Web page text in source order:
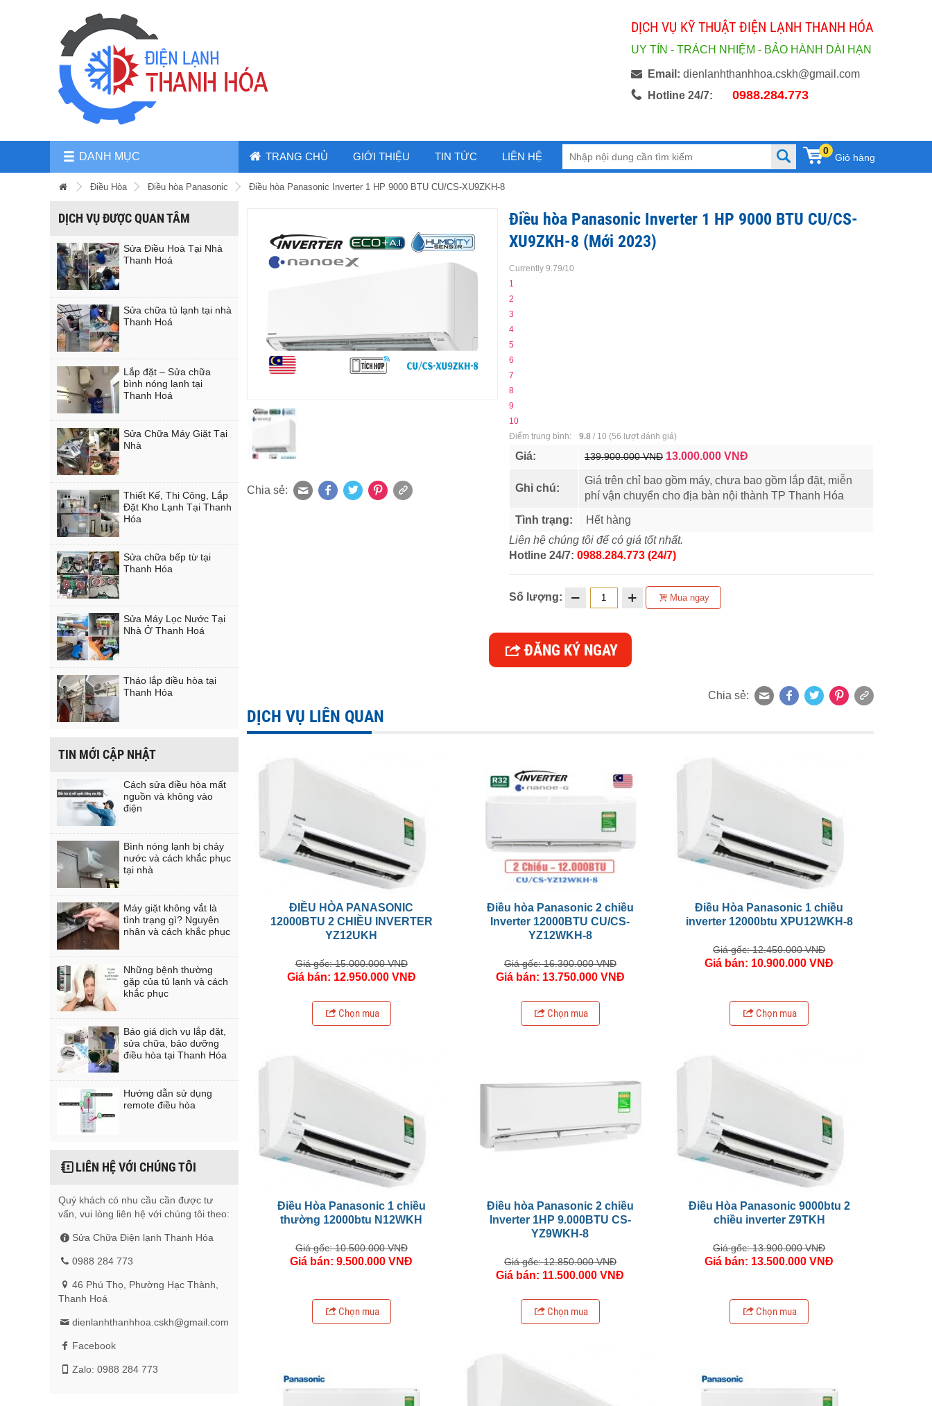
DỊCH VỤ KỸ THUẬT ĐIỆN LẠNH THANH HÓA
UY TÍN - TRÁCH NHIỆM - BẢO HÀNH DÀI HẠN
Email: dienlanhthanhhoa.cskh@gmail.com
Hotline 24/7:
0988.284.773
DANH MỤC TRANG CHỦ GIỚI THIỆU TIN TỨC LIÊN HỆ 0
Giỏ hàng
Điều Hòa Điều hòa Panasonic Điều hòa Panasonic Inverter 1 HP 9000 BTU CU/CS-XU9ZKH-8
DỊCH VỤ ĐƯỢC QUAN TÂM
Sửa Điều Hoà Tại Nhà
Thanh Hoá
Sửa chữa tủ lạnh tại nhà
Thanh Hoá
Lắp đặt – Sửa chữa
bình nóng lạnh tại
Thanh Hoá
Sửa Chữa Máy Giặt Tại
Nhà
Thiết Kế, Thi Công, Lắp
Đặt Kho Lạnh Tại Thanh
Hóa
Sửa chữa bếp từ tại
Thanh Hóa
Sửa Máy Lọc Nước Tại
Nhà Ở Thanh Hoá
Tháo lắp điều hòa tại
Thanh Hóa
TIN MỚI CẬP NHẬT
Cách sửa điều hòa mất
nguồn và không vào
điện
Bình nóng lạnh bị chảy
nước và cách khắc phục
tại nhà
Máy giặt không vắt là
tình trạng gì? Nguyên
nhân và cách khắc phục
Những bệnh thường
gặp của tủ lạnh và cách
khắc phục
Báo giá dịch vụ lắp đặt,
sửa chữa, bảo dưỡng
điều hòa tại Thanh Hóa
Hướng dẫn sử dụng
remote điều hòa
LIÊN HỆ VỚI CHÚNG TÔI
Quý khách có nhu cầu cần được tư
vấn, vui lòng liên hệ với chúng tôi theo:
Sửa Chữa Điện lạnh Thanh Hóa
0988 284 773
46 Phú Thọ, Phường Hạc Thành,
Thanh Hoá
dienlanhthanhhoa.cskh@gmail.com
Facebook
Zalo: 0988 284 773
Chia sẻ:
Điều hòa Panasonic Inverter 1 HP 9000 BTU CU/CS-
XU9ZKH-8 (Mới 2023)
Currently 9.79/10
1
2
3
4
5
6
7
8
9
10
Điểm trung bình:
9.8/ 10 (56 lượt đánh giá)
Giá: 139.900.000 VNĐ 13.000.000 VNĐ
Ghi chú:
Giá trên chỉ bao gồm máy, chưa bao gồm lắp đặt, miễn
phí vận chuyển cho địa bàn nội thành TP Thanh Hóa
Tình trạng:
Hết hàng
Liên hệ chúng tôi để có giá tốt nhất.
Hotline 24/7: 0988.284.773 (24/7)
Số lượng: Mua ngay
ĐĂNG KÝ NGAY
Chia sẻ:
DỊCH VỤ LIÊN QUAN
ĐIỀU HÒA PANASONIC
12000BTU 2 CHIỀU INVERTER
YZ12UKH
Giá gốc: 15.000.000 VNĐ
Giá bán: 12.950.000 VNĐ
Chọn mua
Điều hòa Panasonic 2 chiều
Inverter 12000BTU CU/CS-
YZ12WKH-8
Giá gốc: 16.300.000 VNĐ
Giá bán: 13.750.000 VNĐ
Chọn mua
Điều Hòa Panasonic 1 chiều
inverter 12000btu XPU12WKH-8
Giá gốc: 12.450.000 VNĐ
Giá bán: 10.900.000 VNĐ
Chọn mua
Điều Hòa Panasonic 1 chiều
thường 12000btu N12WKH
Giá gốc: 10.500.000 VNĐ
Giá bán: 9.500.000 VNĐ
Chọn mua
Điều hòa Panasonic 2 chiều
Inverter 1HP 9.000BTU CS-
YZ9WKH-8
Giá gốc: 12.850.000 VNĐ
Giá bán: 11.500.000 VNĐ
Chọn mua
Điều Hòa Panasonic 9000btu 2
chiều inverter Z9TKH
Giá gốc: 13.900.000 VNĐ
Giá bán: 13.500.000 VNĐ
Chọn mua